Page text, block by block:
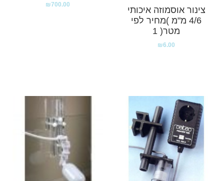
צינור אוסמוזה איכותי
4/6 מ"מ )מחיר לפי
מטר( 1
₪6.00
₪700.00